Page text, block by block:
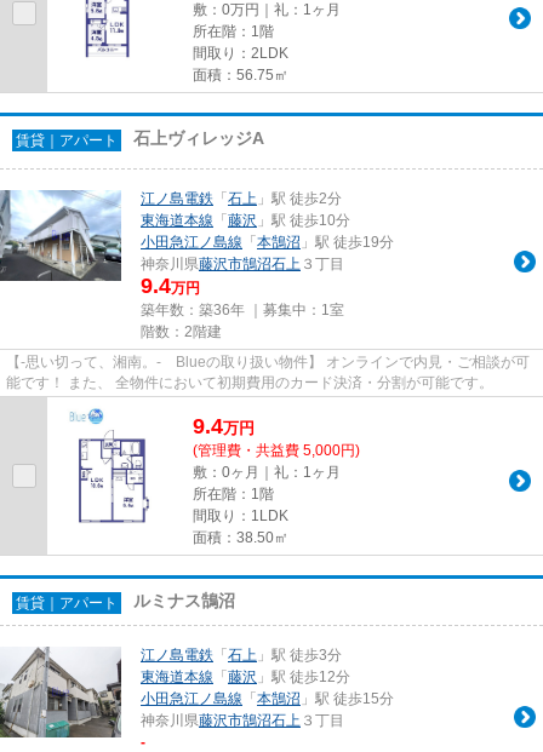
敷：0万円｜礼：1ヶ月
所在階：1階
間取り：2LDK
面積：56.75㎡
賃貸｜アパート 石上ヴィレッジA
江ノ島電鉄 「 石上 」駅 徒歩2分
東海道本線 「 藤沢 」駅 徒歩10分
小田急江ノ島線 「 本鵠沼 」駅 徒歩19分
神奈川県藤沢市鵠沼石上 ３丁目
9.4万円
築年数：築36年 ｜募集中： 1室
階数：2階建
【-思い切って、湘南。- Blueの取り扱い物件】 オンラインで内見・ご相談が可
能です！ また、 全物件において初期費用のカード決済・分割が可能です。
9.4万円
(管理費・共益費 5,000円)
敷：0ヶ月｜礼：1ヶ月
所在階：1階
間取り：1LDK
面積：38.50㎡
賃貸｜アパート ルミナス鵠沼
江ノ島電鉄 「 石上 」駅 徒歩3分
東海道本線 「 藤沢 」駅 徒歩12分
小田急江ノ島線 「 本鵠沼 」駅 徒歩15分
神奈川県藤沢市鵠沼石上 ３丁目
-